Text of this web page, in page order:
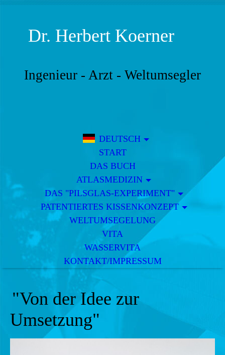
Dr. Herbert Koerner
Ingenieur - Arzt - Weltumsegler
DEUTSCH
START
DAS BUCH
ATLASMEDIZIN
DAS "PILSGLAS-EXPERIMENT"
PATENTIERTES KISSENKONZEPT
WELTUMSEGELUNG
VITA
WASSERVITA
KONTAKT/IMPRESSUM
"Von der Idee zur
Umsetzung"